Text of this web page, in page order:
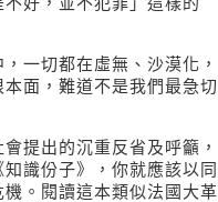
一切都在虛無、沙漠化，
面，難道不是我們最急切
提出的沉重反省及呼籲，
識份子》，你就應該以同
。閱讀這本類似法國大革